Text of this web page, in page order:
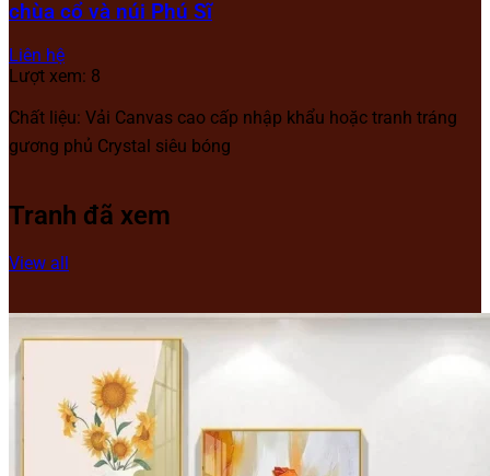
chùa cổ và núi Phú Sĩ
Liên hệ
Lượt xem: 8
Chất liệu: Vải Canvas cao cấp nhập khẩu hoặc tranh tráng
gương phủ Crystal siêu bóng
Tranh đã xem
View all